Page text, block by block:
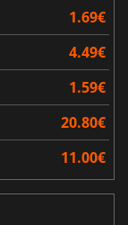
1.69€
4.49€
1.59€
20.80€
11.00€